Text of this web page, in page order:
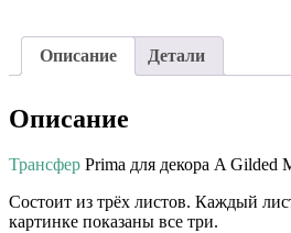
Описание Детали
Описание
Трансфер Prima для декора A Gilded
Состоит из трёх листов. Каждый
картинке показаны все три.